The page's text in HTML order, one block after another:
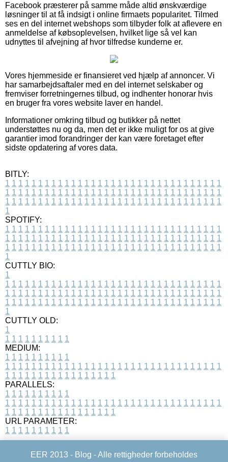
Facebook præsterer på samme måde altid ønskværdige
løsninger til at få indsigt i online firmaets popularitet. Tilmed
ses en del internet webshops som tilbyder folk at aflevere en
anmeldelse af købsoplevelsen, hvilket lige så vel kan
udnyttes til afvejning af hvor tilfredse kunderne er.
Vores hjemmeside er finansieret ved hjælp af annoncer. Vi
har samarbejdsaftaler med en del internet selskaber og
fremviser forretningernes tilbud, og indhenter honorar hvis
en bruger fra vores website laver en handel.
Informationer omkring tilbud og butikker på nettet
understøttes nu og da, men det er ikke muligt for os at give
garantier imod forandringer der kan være foretaget efter
sidste opdatering af vores data.
BITLY:
1 1 1 1 1 1 1 1 1 1 1 1 1 1 1 1 1 1 1 1 1 1 1 1 1 1 1 1 1 1 1 1 1
1 1 1 1 1 1 1 1 1 1 1 1 1 1 1 1 1 1 1 1 1 1 1 1 1 1 1 1 1 1 1 1 1
1 1 1 1 1 1 1 1 1 1 1 1 1 1 1 1 1 1 1 1 1 1 1 1 1 1 1 1 1 1 1 1 1
1
SPOTIFY:
1 1 1 1 1 1 1 1 1 1 1 1 1 1 1 1 1 1 1 1 1 1 1 1 1 1 1 1 1 1 1 1 1
1 1 1 1 1 1 1 1 1 1 1 1 1 1 1 1 1 1 1 1 1 1 1 1 1 1 1 1 1 1 1 1 1
1 1 1 1 1 1 1 1 1 1 1 1 1 1 1 1 1 1 1 1 1 1 1 1 1 1 1 1 1 1 1 1 1
1
CUTTLY BIO:
1
1 1 1 1 1 1 1 1 1 1 1 1 1 1 1 1 1 1 1 1 1 1 1 1 1 1 1 1 1 1 1 1 1
1 1 1 1 1 1 1 1 1 1 1 1 1 1 1 1 1 1 1 1 1 1 1 1 1 1 1 1 1 1 1 1 1
1 1 1 1 1 1 1 1 1 1 1 1 1 1 1 1 1 1 1 1 1 1 1 1 1 1 1 1 1 1 1 1 1
1
CUTTLY OLD:
1
1 1 1 1 1 1 1 1 1 1
MEDIUM:
1 1 1 1 1 1 1 1 1 1
1 1 1 1 1 1 1 1 1 1 1 1 1 1 1 1 1 1 1 1 1 1 1 1 1 1 1 1 1 1 1 1 1
1 1 1 1 1 1 1 1 1 1 1 1 1 1 1 1 1
PARALLELS:
1 1 1 1 1 1 1 1 1 1
1 1 1 1 1 1 1 1 1 1 1 1 1 1 1 1 1 1 1 1 1 1 1 1 1 1 1 1 1 1 1 1 1
1 1 1 1 1 1 1 1 1 1 1 1 1 1 1 1 1
URL PARAMETER:
1 1 1 1 1 1 1 1 1 1
EER 2013 - Blog - Alle rettigheder forbeholdes